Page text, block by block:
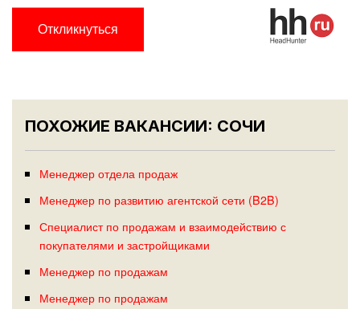
Откликнуться
ПОХОЖИЕ ВАКАНСИИ: СОЧИ
Менеджер отдела продаж
Менеджер по развитию агентской сети (B2B)
Специалист по продажам и взаимодействию с
покупателями и застройщиками
Менеджер по продажам
Менеджер по продажам